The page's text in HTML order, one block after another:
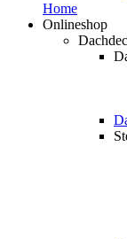
Home
Onlineshop